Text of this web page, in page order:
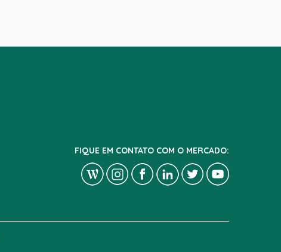
FIQUE EM CONTATO COM O MERCADO: